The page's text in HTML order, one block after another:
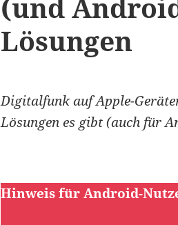
Lösungen
Digitalfunk auf Apple-
Lösungen es gibt (auch für
Hinweis für Android-